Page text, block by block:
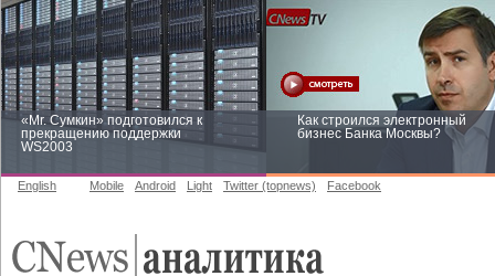
«Mr. Сумкин» подготовился к
прекращению поддержки
WS2003
Как строился электронный
бизнес Банка Москвы?
English Mobile Android Light Twitter (topnews) Facebook